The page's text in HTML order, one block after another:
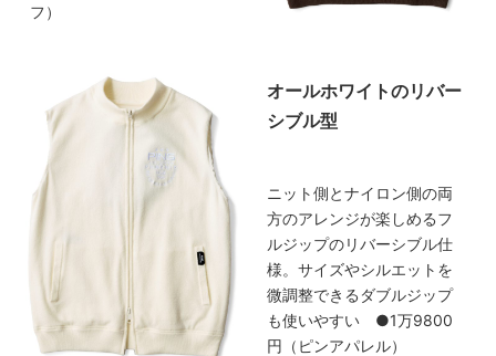
フ）
オールホワイトのリバー
シブル型
ニット側とナイロン側の両
方のアレンジが楽しめるフ
ルジップのリバーシブル仕
様。サイズやシルエットを
微調整できるダブルジップ
も使いやすい ●1万9800
円（ピンアパレル）